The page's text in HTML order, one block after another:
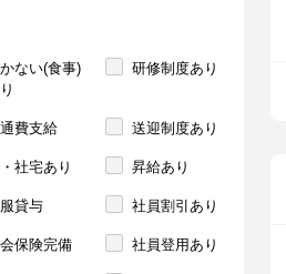
ない(食事)
研修制度あり
費支給 送迎制度あり
社宅あり 昇給あり
貸与 社員割引あり
保険完備 社員登用あり